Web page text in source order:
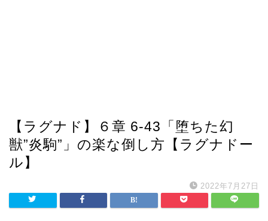
【ラグナド】６章 6-43「堕ちた幻
獣”炎駒”」の楽な倒し方【ラグナドー
ル】
2022年7月27日